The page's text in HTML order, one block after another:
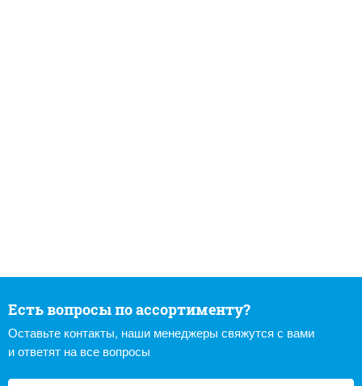
Есть вопросы по ассортименту?
Оставьте контакты, наши менеджеры свяжутся с вами
и ответят на все вопросы